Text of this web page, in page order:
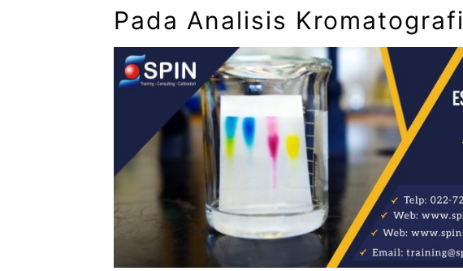
Pada Analisis Kromatografi